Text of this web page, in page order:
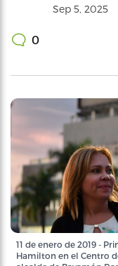
Sep 5, 2025
0
11 de enero de 2019 -
Hamilton en el Centro